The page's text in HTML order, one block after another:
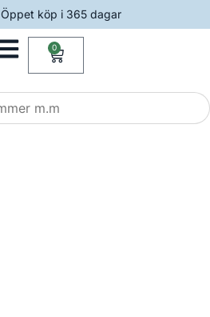
Öppet köp i 365 dagar
0